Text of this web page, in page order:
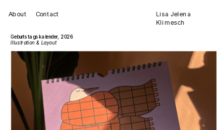
Geburtstagskalender, 2026
Illustration & Layout
About Contact Lisa Jelena
Klimesch